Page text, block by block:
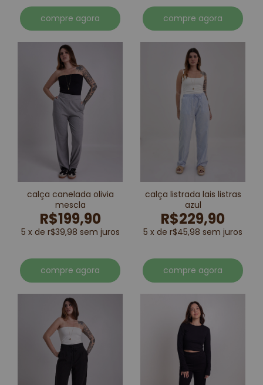
compre agora compre agora
calça canelada olivia
mescla
R$199,90
5 x de r$39,98 sem juros
compre agora
calça listrada lais listras
azul
R$229,90
5 x de r$45,98 sem juros
compre agora